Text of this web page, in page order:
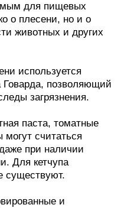
для пищевых
о плесени, но и о
животных и других
используется
Говарда, позволяющий
загрязнения.
паста, томатные
считаться
при наличии
Для кетчупа
существуют.
и